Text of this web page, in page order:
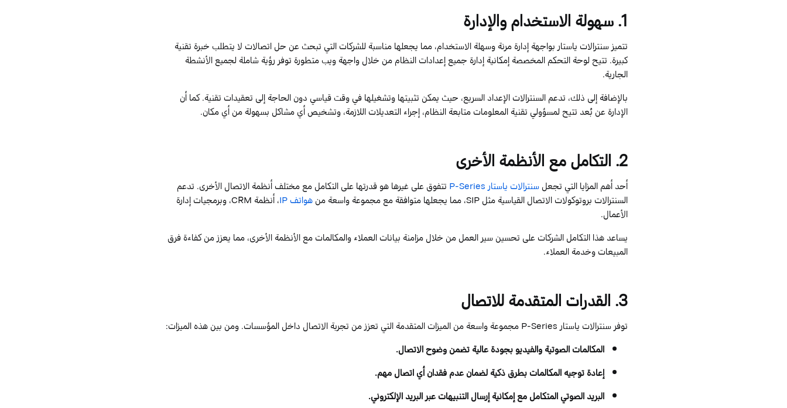
1. سهولة الاستخدام والإدارة
تتميزسنترالاتياستاربواجهة إدارة مرنة وسهلة الاستخدام، مما يجعلها مناسبة للشركات التي تبحث عن حل اتصالات لا يتطلب خبرة تقنية
كبيرة. تتيح لوحة التحكم المخصصة إمكانية إدارة جميع إعدادات النظام من خلال واجهة ويب متطورة توفر رؤية شاملة لجميع الأنشطة
الجارية.
بالإضافة إلى ذلك، تدعم السنترالاتالإعداد السريع، حيث يمكن تثبيتها وتشغيلها في وقت قياسي دون الحاجة إلى تعقيدات تقنية. كما أن
الإدارة عن بُعد تتيح لمسؤولي تقنية المعلومات متابعة النظام، إجراء التعديلات اللازمة، وتشخيص أي مشاكل بسهولة من أي مكان.
2. التكامل مع الأنظمة الأخرى
أحد أهم المزايا التي تجعلسنترالاتياستارP-Seriesتتفوق على غيرها هو قدرتها على التكامل مع مختلف أنظمة الاتصال الأخرى. تدعم
السنترالات بروتوكولات الاتصال القياسية مثلSIP، مما يجعلها متوافقة مع مجموعة واسعة منهواتفIP، أنظمةCRM، وبرمجيات إدارة
الأعمال.
يساعد هذا التكامل الشركات على تحسين سير العمل من خلال مزامنة بيانات العملاء والمكالمات مع الأنظمة الأخرى، مما يعزز من كفاءة فرق
المبيعات وخدمة العملاء.
3. القدرات المتقدمة للاتصال
توفرسنترالاتياستارP-Seriesمجموعة واسعة من الميزات المتقدمة التي تعزز من تجربة الاتصال داخل المؤسسات. ومن بين هذه الميزات:
المكالمات الصوتية والفيديوبجودة عالية تضمن وضوح الاتصال.
إعادة توجيه المكالماتبطرق ذكية لضمان عدم فقدان أي اتصال مهم.
البريد الصوتي المتكاملمع إمكانية إرسال التنبيهات عبر البريد الإلكتروني.